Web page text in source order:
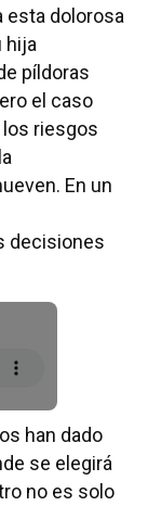
esta dolorosa
hija
píldoras
el caso
riesgos
En un
decisiones
han dado
se elegirá
no es solo